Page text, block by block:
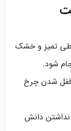
تمیز و خشک
شود.
قفل شدن چرخ‌
دانش